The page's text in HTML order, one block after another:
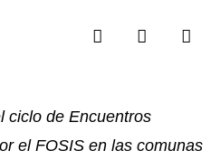
ciclo de Encuentros
el FOSIS en las comunas